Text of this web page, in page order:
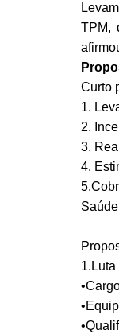
TPM,
Curto
1.
2.
3.
4.